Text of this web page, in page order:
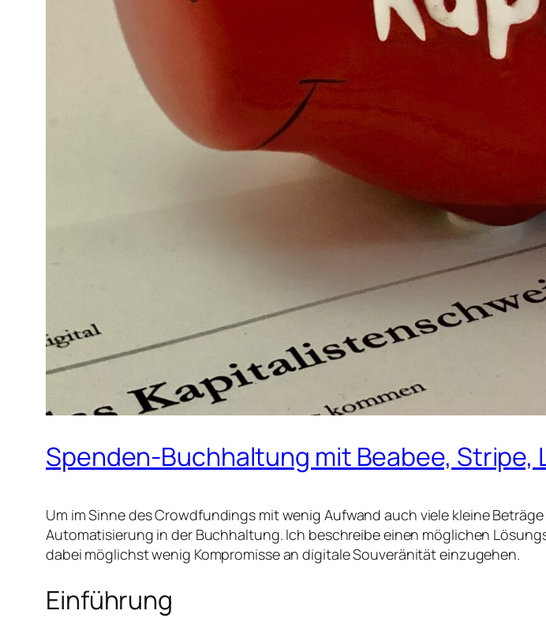
Spenden-Buchhaltung mit Beabee, Stripe,
Um im Sinne des Crowdfundings mit wenig Aufwand auch viele kleine
Automatisierung in der Buchhaltung. Ich beschreibe einen möglichen
dabei möglichst wenig Kompromisse an digitale Souveränität einzugehen.
Einführung